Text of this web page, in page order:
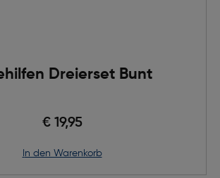
Dreierset Bunt
€ 19,95
in den Warenkorb